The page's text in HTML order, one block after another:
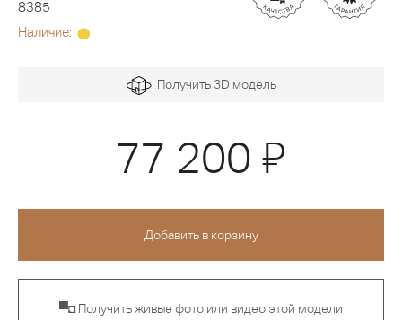
8385
Наличие:
Получить 3D модель
77 200 Я
▀◘ Получить живые фото или видео этой модели